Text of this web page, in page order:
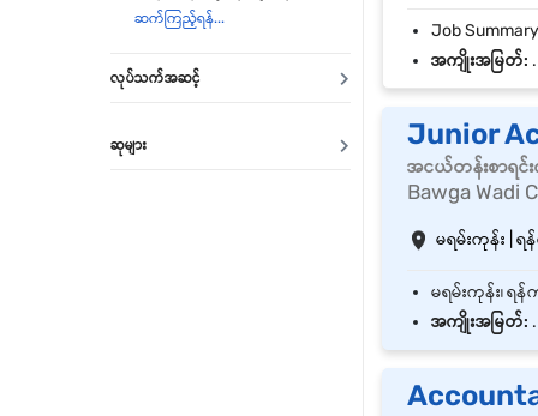
လုပ်သက်အဆင့်
ဆုများ
အကျိုးအမြတ်: .
Junior
အငယ်တန်းစာရင်း
Bawga Wadi
မရမ်းကုန်း |
အကျိုးအမြတ်: .